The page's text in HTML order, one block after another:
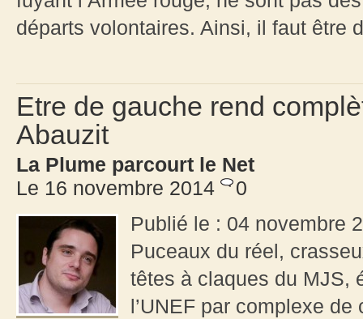
départs volontaires. Ainsi, il faut être
Etre de gauche rend
Abauzit
La Plume parcourt le Net
Le 16 novembre 2014
0
Publié le : 04 novembre
Puceaux du réel,
têtes à claques du MJS,
l’UNEF par complexe